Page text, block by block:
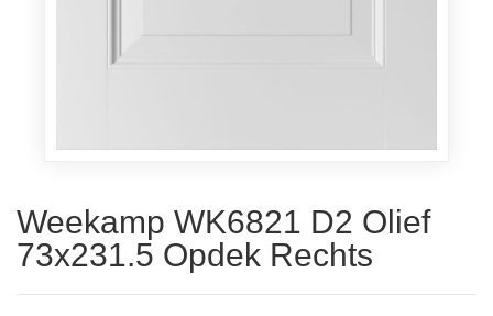
Weekamp WK6821 D2 Olief
73x231.5 Opdek Rechts